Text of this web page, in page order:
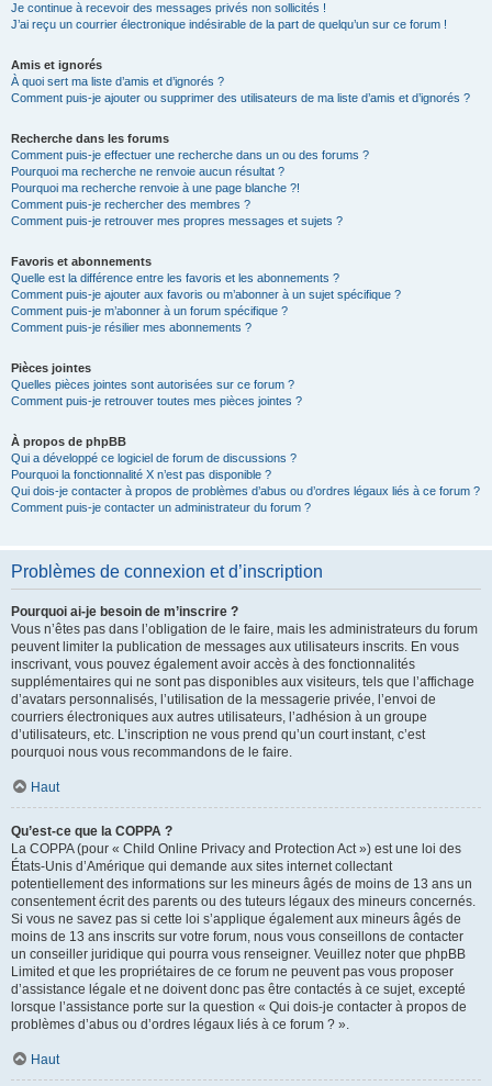
Je continue à recevoir des messages privés non sollicités !
J’ai reçu un courrier électronique indésirable de la part de quelqu’un sur ce forum !
Amis et ignorés
À quoi sert ma liste d’amis et d’ignorés ?
Comment puis-je ajouter ou supprimer des utilisateurs de ma liste d’amis et d’ignorés ?
Recherche dans les forums
Comment puis-je effectuer une recherche dans un ou des forums ?
Pourquoi ma recherche ne renvoie aucun résultat ?
Pourquoi ma recherche renvoie à une page blanche ?!
Comment puis-je rechercher des membres ?
Comment puis-je retrouver mes propres messages et sujets ?
Favoris et abonnements
Quelle est la différence entre les favoris et les abonnements ?
Comment puis-je ajouter aux favoris ou m’abonner à un sujet spécifique ?
Comment puis-je m’abonner à un forum spécifique ?
Comment puis-je résilier mes abonnements ?
Pièces jointes
Quelles pièces jointes sont autorisées sur ce forum ?
Comment puis-je retrouver toutes mes pièces jointes ?
À propos de phpBB
Qui a développé ce logiciel de forum de discussions ?
Pourquoi la fonctionnalité X n’est pas disponible ?
Qui dois-je contacter à propos de problèmes d’abus ou d’ordres légaux liés à ce forum ?
Comment puis-je contacter un administrateur du forum ?
Problèmes de connexion et d’inscription
Pourquoi ai-je besoin de m’inscrire ?
Vous n’êtes pas dans l’obligation de le faire, mais les administrateurs du forum
peuvent limiter la publication de messages aux utilisateurs inscrits. En vous
inscrivant, vous pouvez également avoir accès à des fonctionnalités
supplémentaires qui ne sont pas disponibles aux visiteurs, tels que l’affichage
d’avatars personnalisés, l’utilisation de la messagerie privée, l’envoi de
courriers électroniques aux autres utilisateurs, l’adhésion à un groupe
d’utilisateurs, etc. L’inscription ne vous prend qu’un court instant, c’est
pourquoi nous vous recommandons de le faire.
Haut
Qu’est-ce que la COPPA ?
La COPPA (pour « Child Online Privacy and Protection Act ») est une loi des
États-Unis d’Amérique qui demande aux sites internet collectant
potentiellement des informations sur les mineurs âgés de moins de 13 ans un
consentement écrit des parents ou des tuteurs légaux des mineurs concernés.
Si vous ne savez pas si cette loi s’applique également aux mineurs âgés de
moins de 13 ans inscrits sur votre forum, nous vous conseillons de contacter
un conseiller juridique qui pourra vous renseigner. Veuillez noter que phpBB
Limited et que les propriétaires de ce forum ne peuvent pas vous proposer
d’assistance légale et ne doivent donc pas être contactés à ce sujet, excepté
lorsque l’assistance porte sur la question « Qui dois-je contacter à propos de
problèmes d’abus ou d’ordres légaux liés à ce forum ? ».
Haut